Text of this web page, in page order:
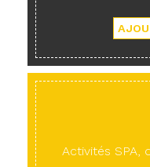
Activités SPA,